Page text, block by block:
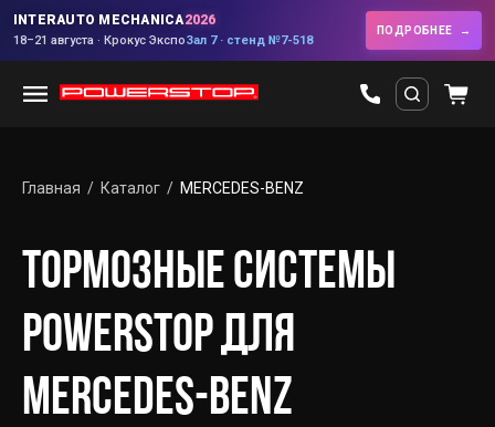
INTERAUTO MECHANICA2026
18–21 августа · Крокус ЭкспоЗал 7 · стенд №7-518
ПОДРОБНЕЕ
Главная Каталог MERCEDES-BENZ
ТОРМОЗНЫЕ СИСТЕМЫ
POWERSTOP ДЛЯ
MERCEDES-BENZ